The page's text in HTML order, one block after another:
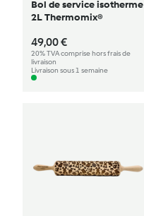
Bol de service isotherme
2L Thermomix®
49,00 €
20% TVA comprise hors frais de
livraison
Livraison sous 1 semaine